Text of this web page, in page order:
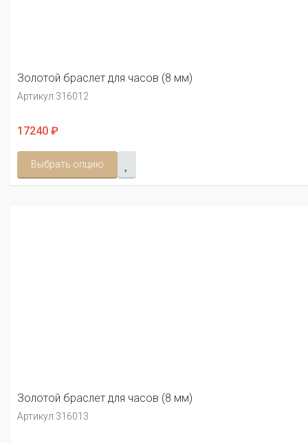
Золотой браслет для часов (8 мм)
Артикул:316012
17240 ₽
Выбрать опцию
Золотой браслет для часов (8 мм)
Артикул:316013